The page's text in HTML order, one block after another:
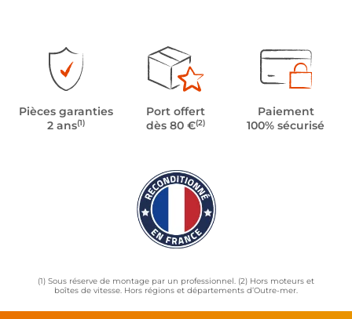
Pièces garanties
2 ans(1)
Port offert
dès 80 €(2)
Paiement
100% sécurisé
(1) Sous réserve de montage par un professionnel. (2) Hors moteurs et
boîtes de vitesse. Hors régions et départements d’Outre-mer.